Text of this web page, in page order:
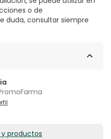
o de
duda, consultar siempre
productos